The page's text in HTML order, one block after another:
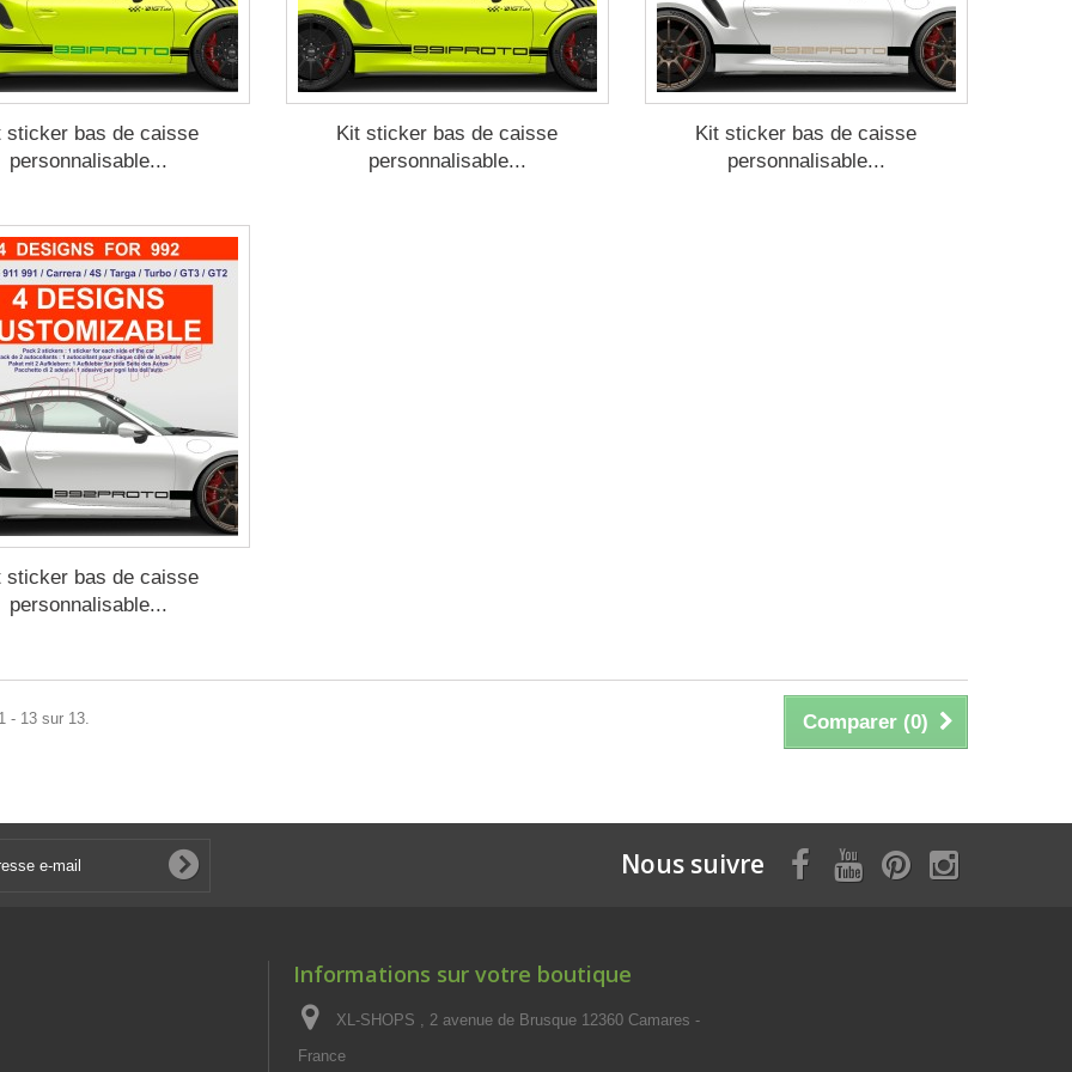
sticker bas de caisse
personnalisable...
Kit sticker bas de caisse
personnalisable...
Kit sticker bas de caisse
personnalisable...
sticker bas de caisse
personnalisable...
Comparer (0)
- 13 sur 13.
Nous suivre
Informations sur votre boutique
XL-SHOPS , 2 avenue de Brusque 12360 Camares -
France